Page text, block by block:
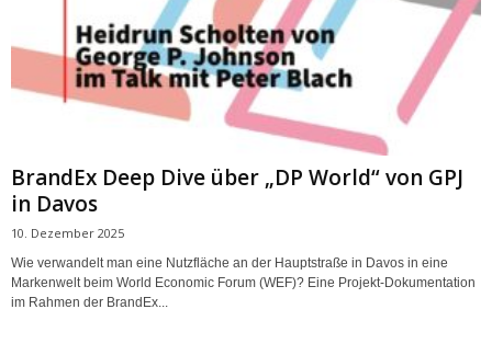
BrandEx Deep Dive über „DP World“ von GPJ
in Davos
10. Dezember 2025
Wie verwandelt man eine Nutzfläche an der Hauptstraße in Davos in eine
Markenwelt beim World Economic Forum (WEF)? Eine Projekt-Dokumentation
im Rahmen der BrandEx...